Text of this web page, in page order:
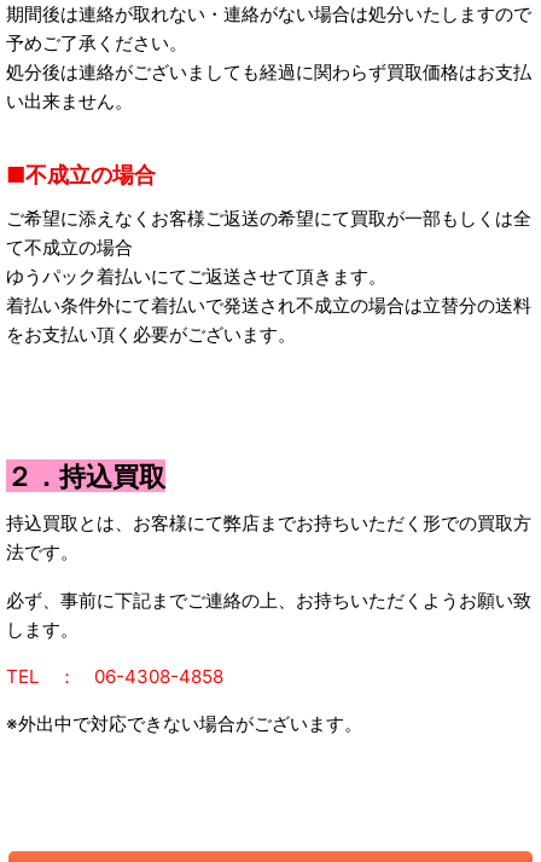
期間後は連絡が取れない・連絡がない場合は処分いたしますので
予めご了承ください。
処分後は連絡がございましても経過に関わらず買取価格はお支払
い出来ません。
不成立の場合
ご希望に添えなくお客様ご返送の希望にて買取が一部もしくは全
て不成立の場合
ゆうパック着払いにてご返送させて頂きます。
着払い条件外にて着払いで発送され不成立の場合は立替分の送料
をお支払い頂く必要がございます。
２．持込買取
持込買取とは、お客様にて弊店までお持ちいただく形での買取方
法です。
必ず、事前に下記までご連絡の上、お持ちいただくようお願い致
します。
TEL ： 06-4308-4858
※外出中で対応できない場合がございます。